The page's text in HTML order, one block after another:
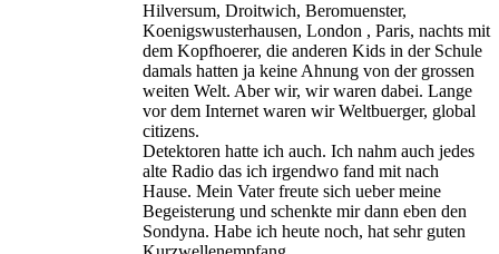
Hilversum, Droitwich, Beromuenster,
Koenigswusterhausen, London , Paris, nachts mit
dem Kopfhoerer, die anderen Kids in der Schule
damals hatten ja keine Ahnung von der grossen
weiten Welt. Aber wir, wir waren dabei. Lange
vor dem Internet waren wir Weltbuerger, global
citizens.
Detektoren hatte ich auch. Ich nahm auch jedes
alte Radio das ich irgendwo fand mit nach
Hause. Mein Vater freute sich ueber meine
Begeisterung und schenkte mir dann eben den
Sondyna. Habe ich heute noch, hat sehr guten